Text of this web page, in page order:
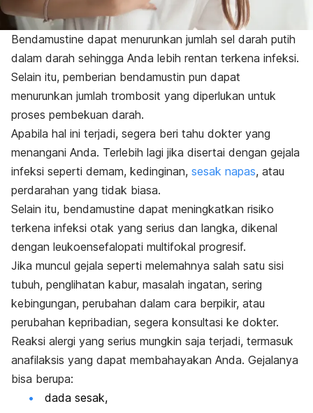
Bendamustine dapat menurunkan jumlah sel darah putih
dalam darah sehingga Anda lebih rentan terkena infeksi.
Selain itu, pemberian bendamustin pun dapat
menurunkan jumlah trombosit yang diperlukan untuk
proses pembekuan darah.
Apabila hal ini terjadi, segera beri tahu dokter yang
menangani Anda. Terlebih lagi jika disertai dengan gejala
infeksi seperti demam, kedinginan, sesak napas, atau
perdarahan yang tidak biasa.
Selain itu, bendamustine dapat meningkatkan risiko
terkena infeksi otak yang serius dan langka, dikenal
dengan leukoensefalopati multifokal progresif.
Jika muncul gejala seperti melemahnya salah satu sisi
tubuh, penglihatan kabur, masalah ingatan, sering
kebingungan, perubahan dalam cara berpikir, atau
perubahan kepribadian, segera konsultasi ke dokter.
Reaksi alergi yang serius mungkin saja terjadi, termasuk
anafilaksis yang dapat membahayakan Anda. Gejalanya
bisa berupa:
dada sesak,